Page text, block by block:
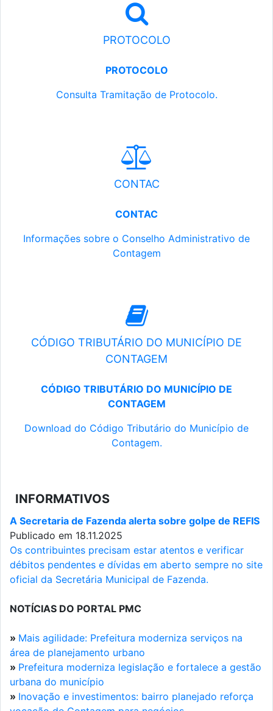
PROTOCOLO
PROTOCOLO
Consulta Tramitação de Protocolo.
CONTAC
CONTAC
Informações sobre o Conselho Administrativo de
Contagem
CÓDIGO TRIBUTÁRIO DO MUNICÍPIO DE
CONTAGEM
CÓDIGO TRIBUTÁRIO DO MUNICÍPIO DE
CONTAGEM
Download do Código Tributário do Município de
Contagem.
INFORMATIVOS
A Secretaria de Fazenda alerta sobre golpe de REFIS
Publicado em 18.11.2025
Os contribuintes precisam estar atentos e verificar
débitos pendentes e dívidas em aberto sempre no site
oficial da Secretária Municipal de Fazenda.
NOTÍCIAS DO PORTAL PMC
» Mais agilidade: Prefeitura moderniza serviços na
área de planejamento urbano
» Prefeitura moderniza legislação e fortalece a gestão
urbana do município
» Inovação e investimentos: bairro planejado reforça